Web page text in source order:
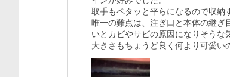
取手もペタッと平らになるので収納
唯一の難点は、注ぎ口と本体の継ぎ
いとカビやサビの原因になりそうな
大きさもちょうど良く何より可愛い